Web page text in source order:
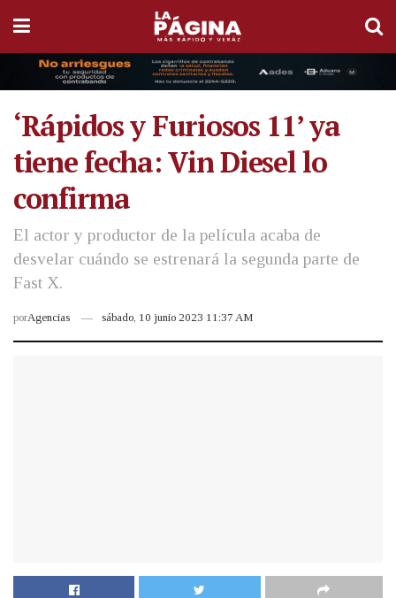
‘Rápidos y Furiosos 11’ ya
tiene fecha: Vin Diesel lo
confirma
El actor y productor de la película acaba de
desvelar cuándo se estrenará la segunda parte de
Fast X.
porAgencias sábado, 10 junio 2023 11:37 AM